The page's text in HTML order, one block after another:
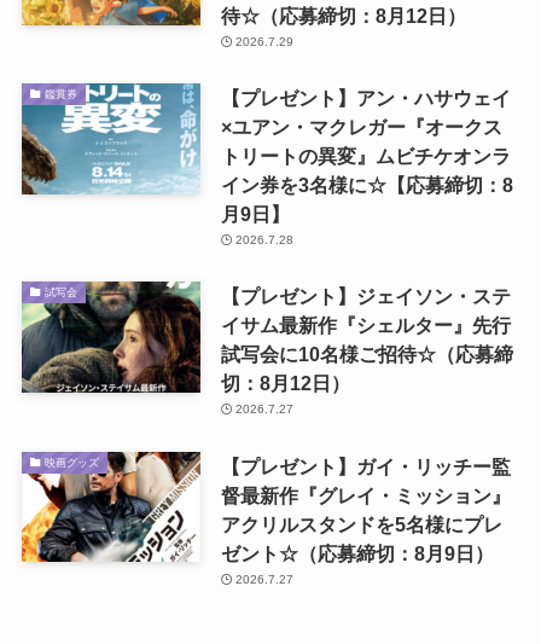
待☆（応募締切：8月12日）
2026.7.29
鑑賞券
【プレゼント】アン・ハサウェイ
×ユアン・マクレガー『オークス
トリートの異変』ムビチケオンラ
イン券を3名様に☆【応募締切：8
月9日】
2026.7.28
試写会
【プレゼント】ジェイソン・ステ
イサム最新作『シェルター』先行
試写会に10名様ご招待☆（応募締
切：8月12日）
2026.7.27
映画グッズ
【プレゼント】ガイ・リッチー監
督最新作『グレイ・ミッション』
アクリルスタンドを5名様にプレ
ゼント☆（応募締切：8月9日）
2026.7.27